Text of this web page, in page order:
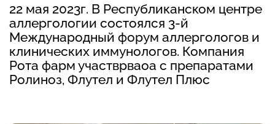
22 мая 2023г. В Республиканском центре
аллергологии состоялся 3-й
Международный форум аллергологов и
клинических иммунологов. Компания
Рота фарм участврваоа с препаратами
Ролиноз, Флутел и Флутел Плюс